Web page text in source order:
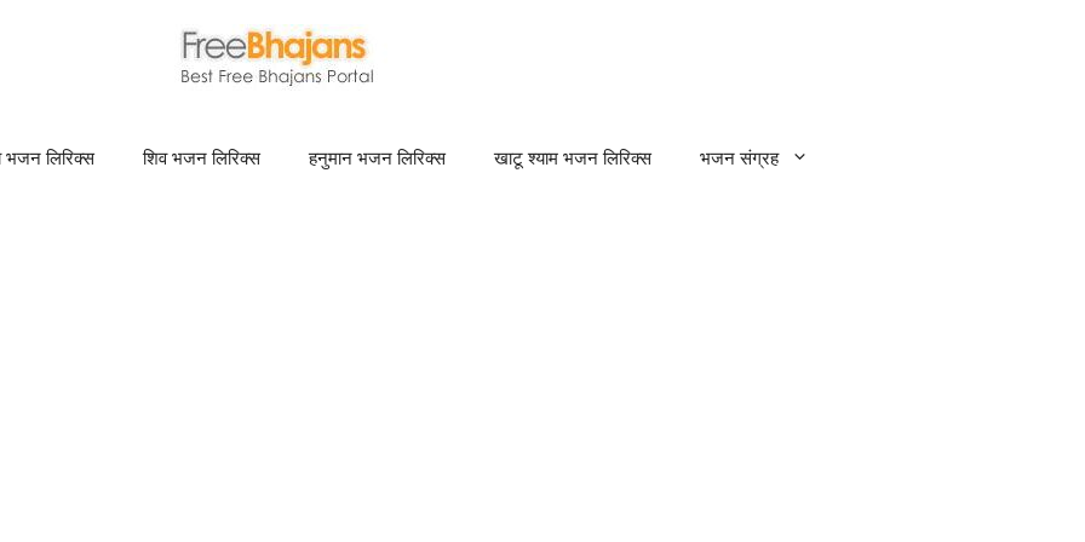
भजन लिरिक्स शिव भजन लिरिक्स हनुमान भजन लिरिक्स खाटू श्याम भजन लिरिक्स भजन संग्रह